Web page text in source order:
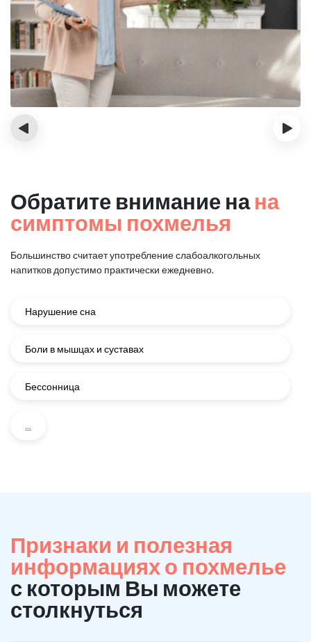
‹ ›
Обратите внимание нана
симптомы похмелья
Большинство считает употребление слабоалкогольных
напитков допустимо практически ежедневно.
Нарушение сна
Боли в мышцах и суставах
Бессонница
...
Признаки и полезная
информациях о похмелье
с которым Вы можете
столкнуться